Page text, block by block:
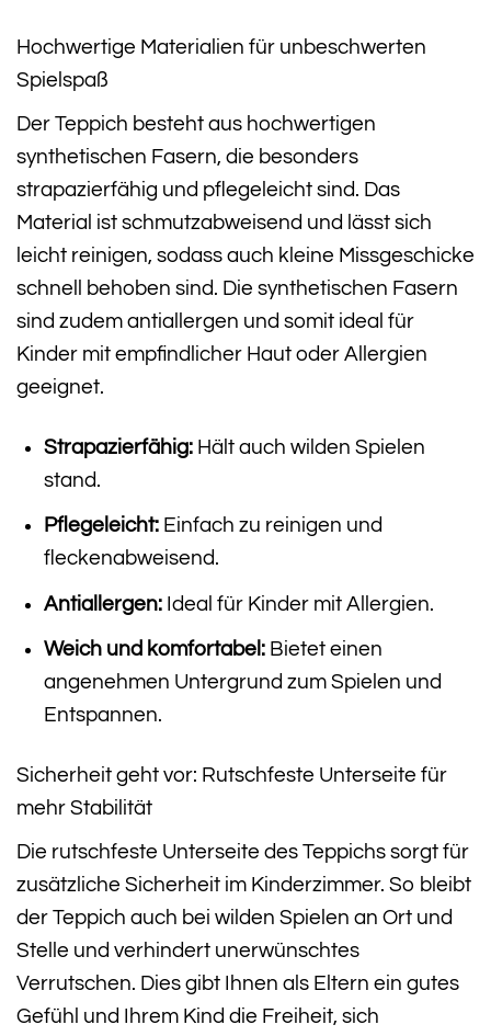
Hochwertige Materialien für unbeschwerten
Spielspaß
Der Teppich besteht aus hochwertigen
synthetischen Fasern, die besonders
strapazierfähig und pflegeleicht sind. Das
Material ist schmutzabweisend und lässt sich
leicht reinigen, sodass auch kleine Missgeschicke
schnell behoben sind. Die synthetischen Fasern
sind zudem antiallergen und somit ideal für
Kinder mit empfindlicher Haut oder Allergien
geeignet.
Strapazierfähig:Hält auch wilden Spielen
stand.
Pflegeleicht:Einfach zu reinigen und
fleckenabweisend.
Antiallergen:Ideal für Kinder mit Allergien.
Weich und komfortabel:Bietet einen
angenehmen Untergrund zum Spielen und
Entspannen.
Sicherheit geht vor: Rutschfeste Unterseite für
mehr Stabilität
Die rutschfeste Unterseite des Teppichs sorgt für
zusätzliche Sicherheit im Kinderzimmer. So bleibt
der Teppich auch bei wilden Spielen an Ort und
Stelle und verhindert unerwünschtes
Verrutschen. Dies gibt Ihnen als Eltern ein gutes
Gefühl und Ihrem Kind die Freiheit, sich